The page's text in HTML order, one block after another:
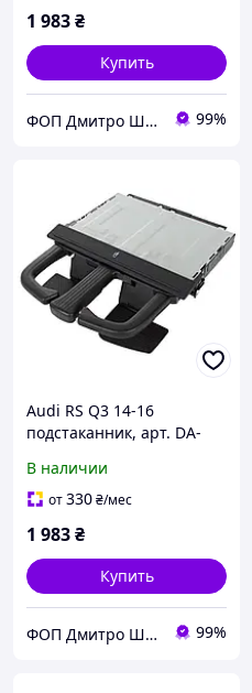
1 983₴
Купить
ФОП Дмитро Шуст Анатолійович 99%
Audi RS Q3 14-16
подстаканник, арт. DA-
В наличии
от330₴/мес
1 983₴
Купить
ФОП Дмитро Шуст Анатолійович 99%